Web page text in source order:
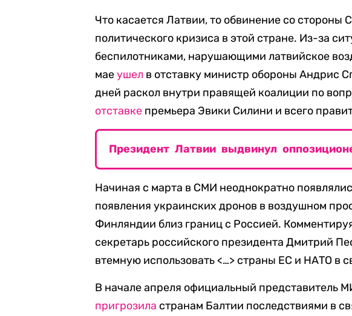
Что касается Латвии, то обвинение со стороны
политического кризиса в этой стране. Из-за
беспилотниками, нарушающими латвийское
маеушел в отставку министр обороны Андрис
дней раскол внутри правящей коалиции по
отставке премьера Эвики Силини и всего
Президент Латвии выдвинул
Начиная с марта в СМИ неоднократно
появления украинских дронов в воздушном
Финляндии близ границ с Россией.
секретарь российского президента Дмитрий
втемную использовать <…> страны ЕС и НАТО в
В начале апреля официальный представитель
пригрозила странам Балтии последствиями в